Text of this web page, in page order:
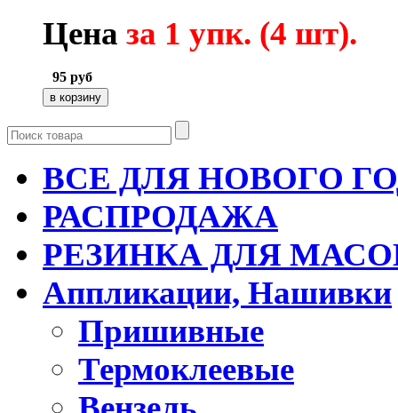
Цена за 1 упк. (4 шт).
95 руб
ВСЕ ДЛЯ НОВОГО
РАСПРОДАЖА
РЕЗИНКА ДЛЯ
Аппликации, Нашивки
Пришивные
Термоклеевые